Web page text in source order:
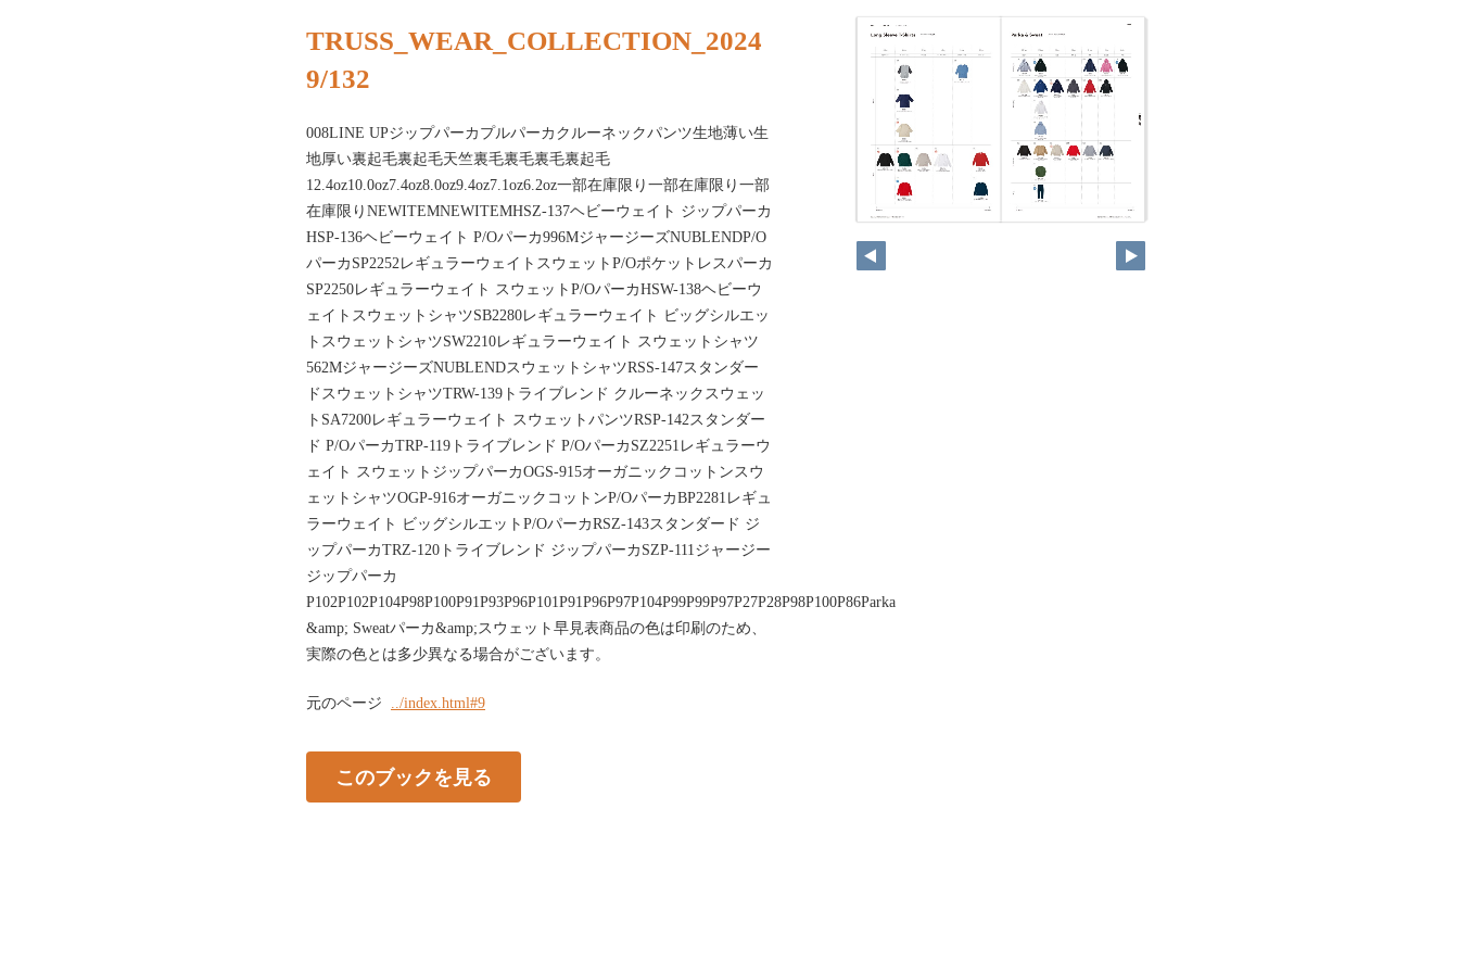
TRUSS_WEAR_COLLECTION_2024
9/132
008LINE UPジップパーカプルパーカクルーネックパンツ生地薄い生
地厚い裏起毛裏起毛天竺裏毛裏毛裏毛裏起毛
12.4oz10.0oz7.4oz8.0oz9.4oz7.1oz6.2oz一部在庫限り一部在庫限り一部
在庫限りNEWITEMNEWITEMHSZ-137ヘビーウェイト ジップパーカ
HSP-136ヘビーウェイト P/Oパーカ996MジャージーズNUBLENDP/O
パーカSP2252レギュラーウェイトスウェットP/Oポケットレスパーカ
SP2250レギュラーウェイト スウェットP/OパーカHSW-138ヘビーウ
ェイトスウェットシャツSB2280レギュラーウェイト ビッグシルエッ
トスウェットシャツSW2210レギュラーウェイト スウェットシャツ
562MジャージーズNUBLENDスウェットシャツRSS-147スタンダー
ドスウェットシャツTRW-139トライブレンド クルーネックスウェッ
トSA7200レギュラーウェイト スウェットパンツRSP-142スタンダー
ド P/OパーカTRP-119トライブレンド P/OパーカSZ2251レギュラーウ
ェイト スウェットジップパーカOGS-915オーガニックコットンスウ
ェットシャツOGP-916オーガニックコットンP/OパーカBP2281レギュ
ラーウェイト ビッグシルエットP/OパーカRSZ-143スタンダード ジ
ップパーカTRZ-120トライブレンド ジップパーカSZP-111ジャージー
ジップパーカ
P102P102P104P98P100P91P93P96P101P91P96P97P104P99P99P97P27P28P98P100P86Parka
&amp; Sweatパーカ&amp;スウェット早見表商品の色は印刷のため、
実際の色とは多少異なる場合がございます。
元のページ ../index.html#9
このブックを見る